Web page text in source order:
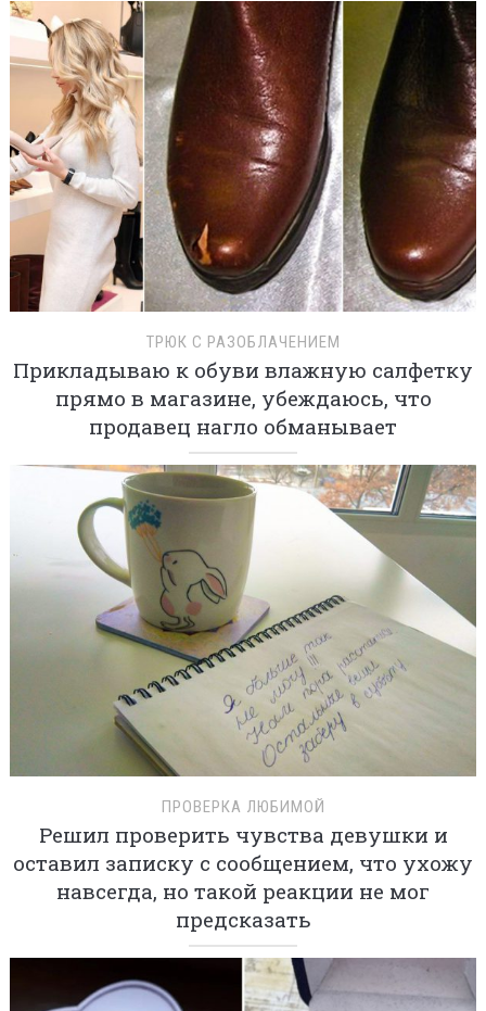
ТРЮК С РАЗОБЛАЧЕНИЕМ
Прикладываю к обуви влажную салфетку
прямо в магазине, убеждаюсь, что
продавец нагло обманывает
ПРОВЕРКА ЛЮБИМОЙ
Решил проверить чувства девушки и
оставил записку с сообщением, что ухожу
навсегда, но такой реакции не мог
предсказать